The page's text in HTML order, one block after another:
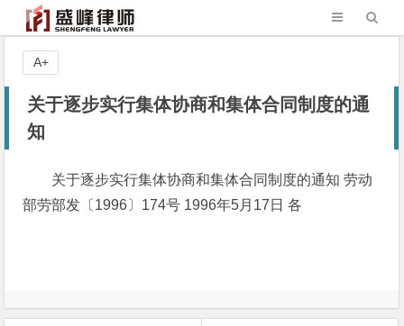
关于逐步实行集体协商和集体合同制度的通
知
关于逐步实行集体协商和集体合同制度的通知 劳动
部劳部发〔1996〕174号 1996年5月17日 各
A+